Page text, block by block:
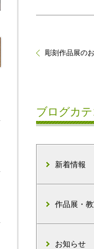
彫刻作品展の
ブログカ
新着情報
作品展・
お知らせ